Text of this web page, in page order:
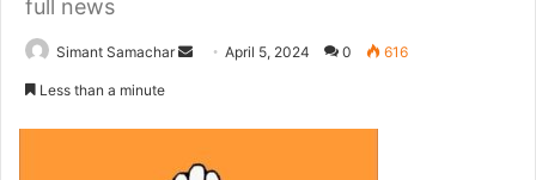
full news
Simant Samachar
a
April 5, 2024 0 616
Less than a minute